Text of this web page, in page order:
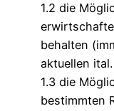
1.2 die
behalten
aktuellen
1.3 die
bestimmten